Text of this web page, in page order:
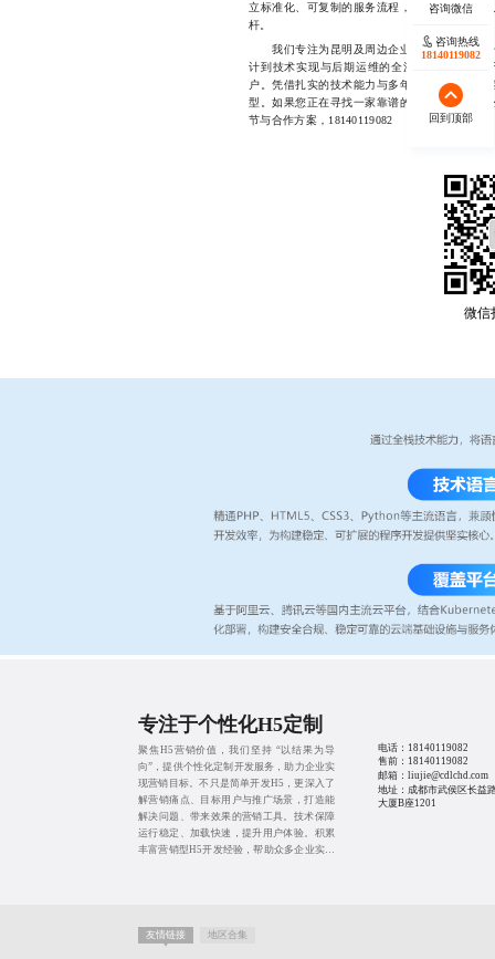
立标准化、可复制的服务流程，不仅能够帮助
杆。
我们专注为昆明及周边企业提供一站式公众
计到技术实现与后期运维的全流程支持，致力
户。凭借扎实的技术能力与多年本地服务经验
型。如果您正在寻找一家靠谱的公众号模板开
节与合作方案，18140119082
微信
咨询热线
18140119082
回到顶部
专注于个性化H5定制
聚焦H5营销价值，我们坚持 “以结果为导
向”，提供个性化定制开发服务，助力企业实
现营销目标。不只是简单开发H5，更深入了
解营销痛点、目标用户与推广场景，打造能
解决问题、带来效果的营销工具。技术保障
运行稳定、加载快速，提升用户体验。积累
丰富营销型H5开发经验，帮助众多企业实现
电话： 18140119082
售前： 18140119082
邮箱：liujie@cdlchd.com
地址：成都市武侯区长益
大厦B座1201
友情链接 地区合集